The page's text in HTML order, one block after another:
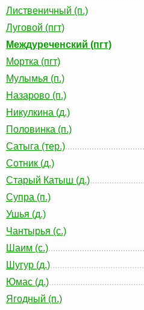
Лиственичный (п.)
Луговой (пгт)
Междуреченский (пгт)
Мортка (пгт)
Мулымья (п.)
Назарово (п.)
Никулкина (д.)
Половинка (п.)
Сатыга (тер.)
Сотник (д.)
Старый Катыш (д.)
Супра (п.)
Ушья (д.)
Чантырья (с.)
Шаим (с.)
Шугур (д.)
Юмас (д.)
Ягодный (п.)